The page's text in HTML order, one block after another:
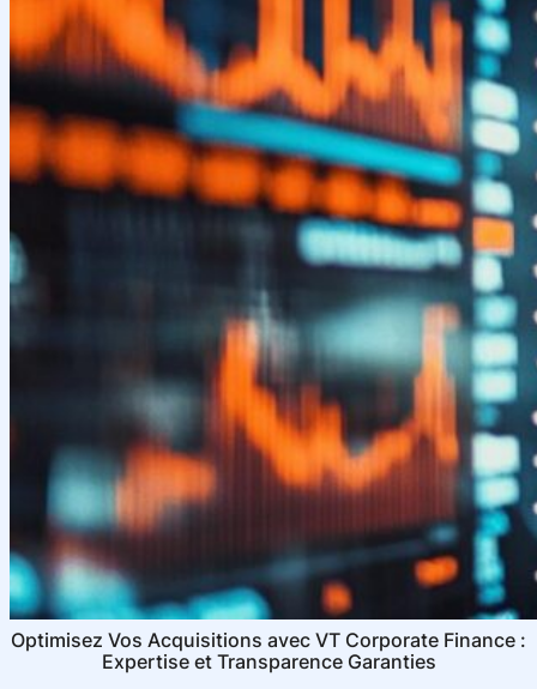
Optimisez Vos Acquisitions avec VT Corporate Finance :
Expertise et Transparence Garanties